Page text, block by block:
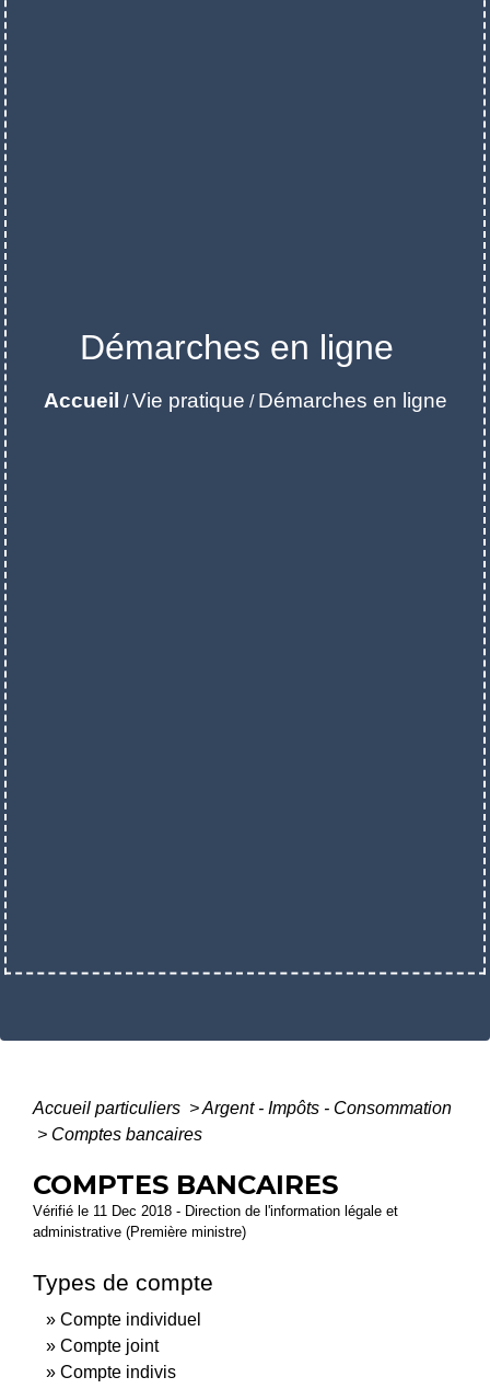
Démarches en ligne
Accueil /Vie pratique / Démarches en ligne
Accueil particuliers >Argent - Impôts - Consommation
> Comptes bancaires
COMPTES BANCAIRES
Vérifié le 11 Dec 2018 - Direction de l'information légale et
administrative (Première ministre)
Types de compte
Compte individuel
Compte joint
Compte indivis